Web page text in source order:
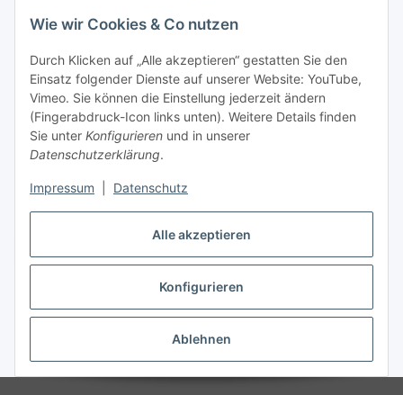
Alle akzeptieren
Konfigurieren
Ablehnen
Wie wir Cookies & Co nutzen
Durch Klicken auf „Alle akzeptieren“ gestatten Sie den
Einsatz folgender Dienste auf unserer Website: YouTube,
Vimeo. Sie können die Einstellung jederzeit ändern
(Fingerabdruck-Icon links unten). Weitere Details finden
Sie unter Konfigurieren und in unserer
Datenschutzerklärung.
Impressum Datenschutz
Kategorien
Informationen
Gesetzliche Informationen